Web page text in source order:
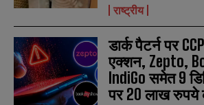
राष्ट्रीय
डार्क पैटर्न पर
एक्शन, Zepto,
IndiGo समेत 9
पर 20 लाख रुपये